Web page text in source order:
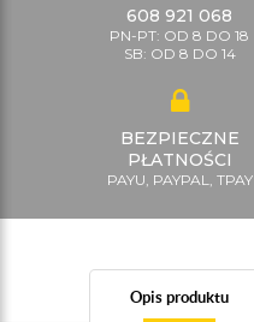
608 921 068
PN-PT: OD 8 DO 18
SB: OD 8 DO 14
BEZPIECZNE
PŁATNOŚCI
PAYU, PAYPAL, TPAY
Opis produktu